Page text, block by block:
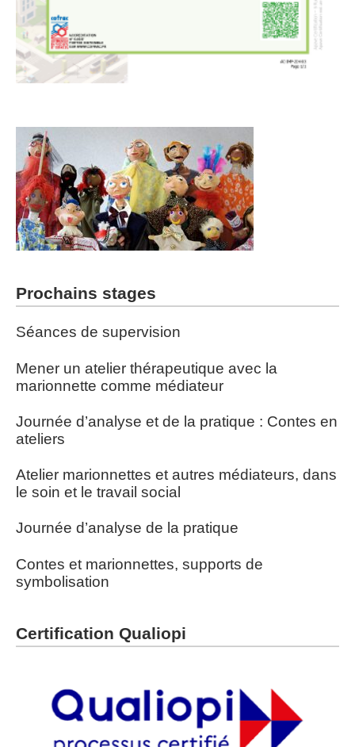
Prochains stages
Séances de supervision
Mener un atelier thérapeutique avec la
marionnette comme médiateur
Journée d’analyse et de la pratique : Contes en
ateliers
Atelier marionnettes et autres médiateurs, dans
le soin et le travail social
Journée d’analyse de la pratique
Contes et marionnettes, supports de
symbolisation
Certification Qualiopi